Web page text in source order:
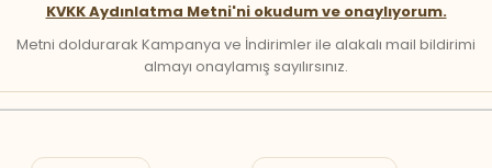
KVKK Aydınlatma Metni'ni okudum ve onaylıyorum.
Metni doldurarak Kampanya ve İndirimler ile alakalı mail bildirimi
almayı onaylamış sayılırsınız.